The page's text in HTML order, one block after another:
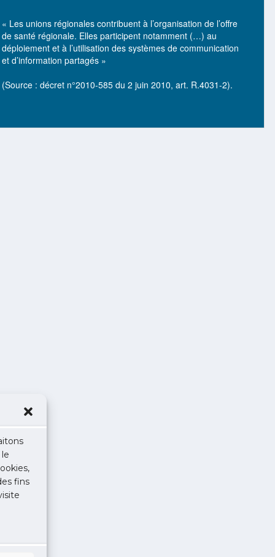
fins
« Les unions régionales contribuent à l’organisation de l’offre
de santé régionale. Elles participent notamment (…) au
déploiement et à l’utilisation des systèmes de communication
et d’information partagés »
(Source : décret n°2010-585 du 2 juin 2010, art. R.4031-2).